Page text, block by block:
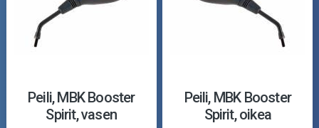
Peili, MBK Booster
Spirit, vasen
Peili, MBK Booster
Spirit, oikea